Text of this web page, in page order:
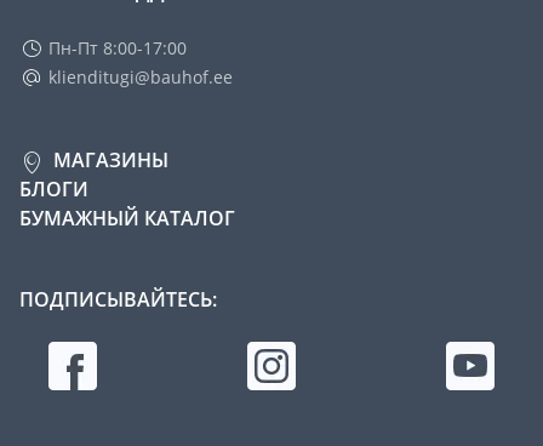
Пн-Пт 8:00-17:00
klienditugi@bauhof.ee
МАГАЗИНЫ
БЛОГИ
БУМАЖНЫЙ КАТАЛОГ
ПОДПИСЫВАЙТЕСЬ: